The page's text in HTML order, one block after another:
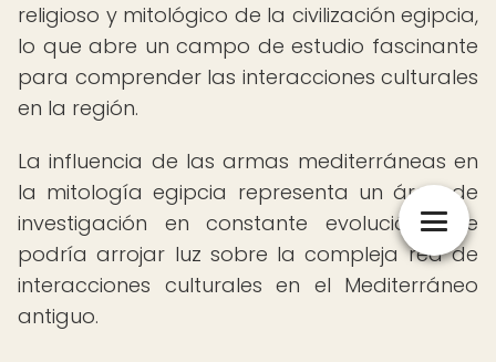
religioso y mitológico de la civilización egipcia,
lo que abre un campo de estudio fascinante
para comprender las interacciones culturales
en la región.
La influencia de las armas mediterráneas en
la mitología egipcia representa un área de
investigación en constante evolución, que
podría arrojar luz sobre la compleja red de
interacciones culturales en el Mediterráneo
antiguo.